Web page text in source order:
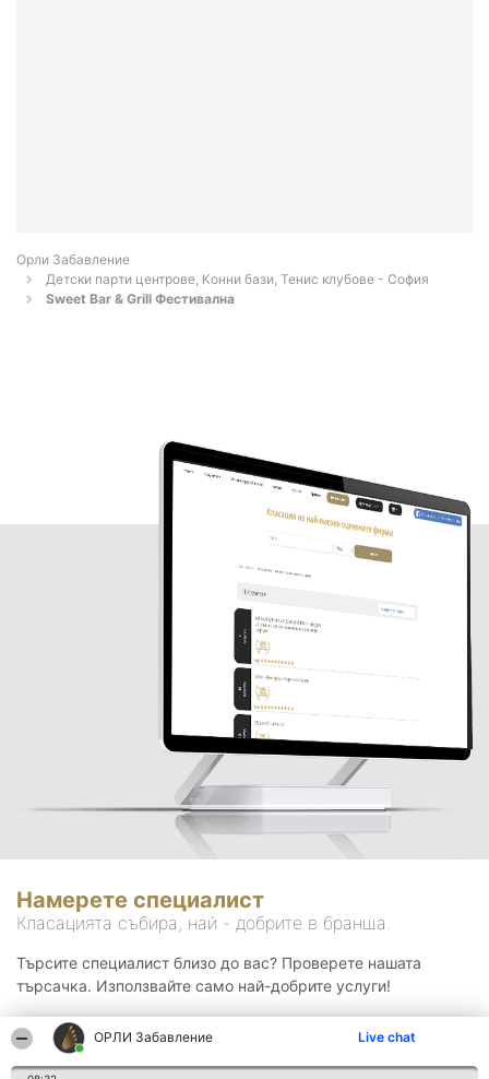
ОРЛИ Забавление Live chat
Орли Забавление
Детски парти центрове, Конни бази, Тенис клубове - София
Sweet Bar & Grill Фестивална
Намерете специалист
Класацията събира, най - добрите в бранша.
Търсите специалист близо до вас? Проверете нашата
търсачка. Използвайте само най-добрите услуги!